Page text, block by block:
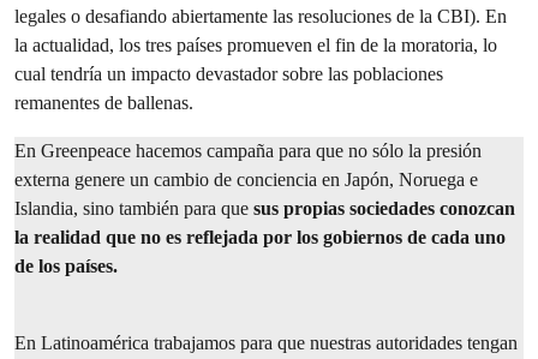
legales o desafiando abiertamente las resoluciones de la CBI). En
la actualidad, los tres países promueven el fin de la moratoria, lo
cual tendría un impacto devastador sobre las poblaciones
remanentes de ballenas.
En Greenpeace hacemos campaña para que no sólo la presión
externa genere un cambio de conciencia en Japón, Noruega e
Islandia, sino también para que sus propias sociedades conozcan
la realidad que no es reflejada por los gobiernos de cada uno
de los países.
En Latinoamérica trabajamos para que nuestras autoridades tengan